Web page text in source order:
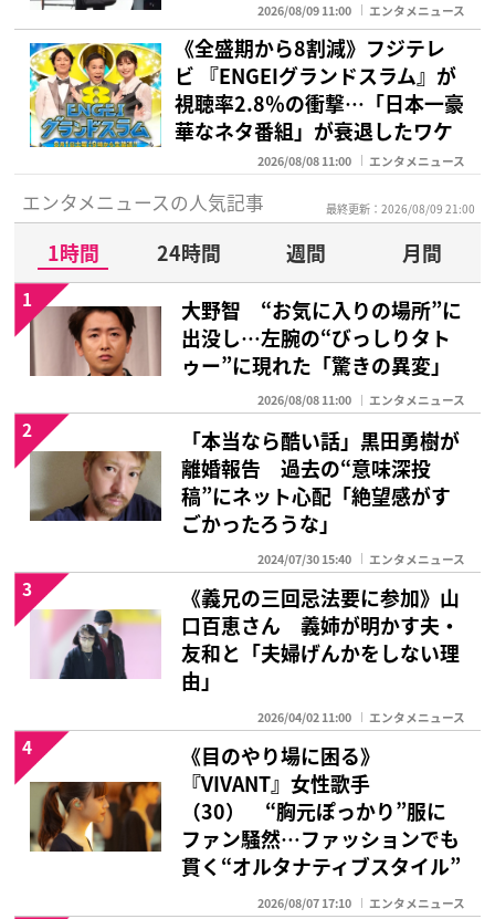
2026/08/09 11:00 エンタメニュース
《全盛期から8割減》フジテレ
ビ 『ENGEIグランドスラム』が
視聴率2.8％の衝撃…「日本一豪
華なネタ番組」が衰退したワケ
2026/08/08 11:00 エンタメニュース
エンタメニュースの人気記事 最終更新：2026/08/09 21:00
1時間 24時間 週間
月間
大野智 “お気に入りの場所”に
出没し…左腕の“びっしりタト
ゥー”に現れた「驚きの異変」
2026/08/08 11:00 エンタメニュース
1
「本当なら酷い話」黒田勇樹が
離婚報告 過去の“意味深投
稿”にネット心配「絶望感がす
ごかったろうな」
2024/07/30 15:40 エンタメニュース
2
《義兄の三回忌法要に参加》山
口百恵さん 義姉が明かす夫・
友和と「夫婦げんかをしない理
由」
2026/04/02 11:00 エンタメニュース
3
《目のやり場に困る》
『VIVANT』女性歌手
（30） “胸元ぽっかり”服に
ファン騒然…ファッションでも
貫く“オルタナティブスタイル”
2026/08/07 17:10 エンタメニュース
4